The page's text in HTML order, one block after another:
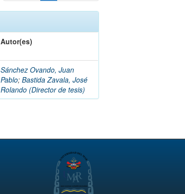
Autor(es)
Sánchez Ovando, Juan
Pablo;Bastida Zavala, José
Rolando (Director de tesis)